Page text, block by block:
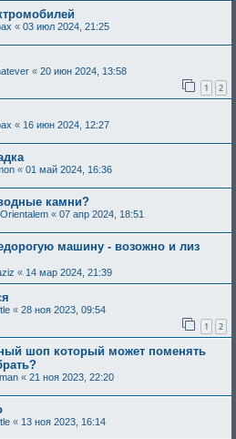
« 03 июл 2024, 21:25
« 20 июн 2024, 13:58
1 2
« 16 июн 2024, 12:27
« 01 май 2024, 16:36
камни?
« 07 апр 2024, 18:51
машину - возожно и лиз
« 14 мар 2024, 21:39
« 28 ноя 2023, 09:54
1 2
шоп который может поменять
« 21 ноя 2023, 22:20
« 13 ноя 2023, 16:14